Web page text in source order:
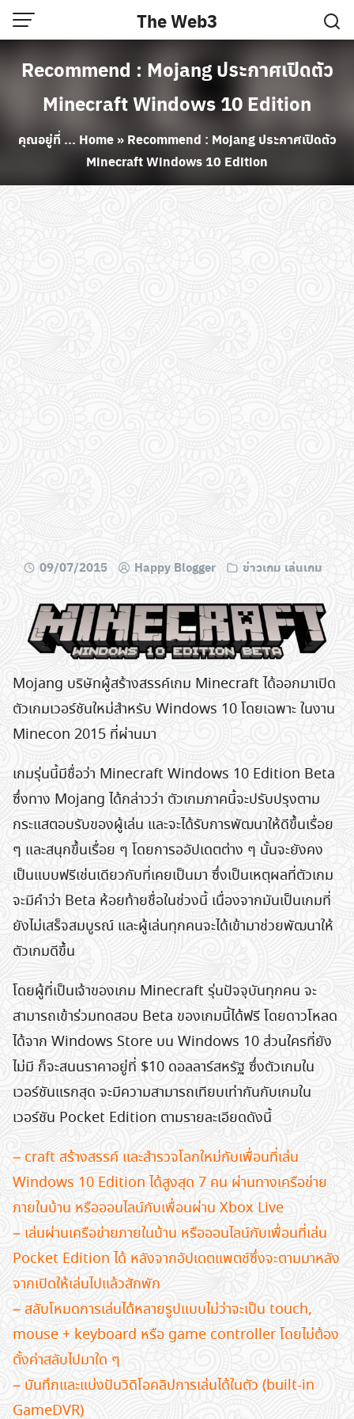
Skip
to
content
The Web3
Recommend : Mojang ประกาศเปิดตัว
Minecraft Windows 10 Edition
คุณอยู่ที่ ... Home» Recommend : Mojang ประกาศเปิดตัว
Minecraft Windows 10 Edition
09/07/2015 Happy Blogger ข่าวเกม เล่นเกม
Mojang บริษัทผู้สร้างสรรค์เกม Minecraft ได้ออกมาเปิด
ตัวเกมเวอร์ชันใหม่สำหรับ Windows 10 โดยเฉพาะ ในงาน
Minecon 2015 ที่ผ่านมา
เกมรุ่นนี้มีชื่อว่า Minecraft Windows 10 Edition Beta
ซึ่งทาง Mojang ได้กล่าวว่า ตัวเกมภาคนี้จะปรับปรุงตาม
กระแสตอบรับของผู้เล่น และจะได้รับการพัฒนาให้ดีขึ้นเรื่อย
ๆ และสนุกขึ้นเรื่อย ๆ โดยการออัปเดตต่าง ๆ นั้นจะยังคง
เป็นแบบฟรีเช่นเดียวกับที่เคยเป็นมา ซึ่งเป็นเหตุผลที่ตัวเกม
จะมีคำว่า Beta ห้อยท้ายชื่อในช่วงนี้ เนื่องจากมันเป็นเกมที่
ยังไม่เสร็จสมบูรณ์ และผู้เล่นทุกคนจะได้เข้ามาช่วยพัฒนาให้
ตัวเกมดีขึ้น
โดยผู้ที่เป็นเจ้าของเกม Minecraft รุ่นปัจจุบันทุกคน จะ
สามารถเข้าร่วมทดสอบ Beta ของเกมนี้ได้ฟรี โดยดาวโหลด
ได้จาก Windows Store บน Windows 10 ส่วนใครที่ยัง
ไม่มี ก็จะสนนราคาอยู่ที่ $10 ดอลลาร์สหรัฐ ซึ่งตัวเกมใน
เวอร์ชันแรกสุด จะมีความสามารถเทียบเท่ากันกับเกมใน
เวอร์ชัน Pocket Edition ตามรายละเอียดดังนี้
– craft สร้างสรรค์ และสำรวจโลกใหม่กับเพื่อนที่เล่น
Windows 10 Edition ได้สูงสุด 7 คน ผ่านทางเครือข่าย
ภายในบ้าน หรือออนไลน์กับเพื่อนผ่าน Xbox Live
– เล่นผ่านเครือข่ายภายในบ้าน หรือออนไลน์กับเพื่อนที่เล่น
Pocket Edition ได้ หลังจากอัปเดตแพตช์ซึ่งจะตามมาหลัง
จากเปิดให้เล่นไปแล้วสักพัก
– สลับโหมดการเล่นได้หลายรูปแบบไม่ว่าจะเป็น touch,
mouse + keyboard หรือ game controller โดยไม่ต้อง
ตั้งค่าสลับไปมาใด ๆ
– บันทึกและแบ่งปันวิดิโอคลิปการเล่นได้ในตัว (built-in
GameDVR)